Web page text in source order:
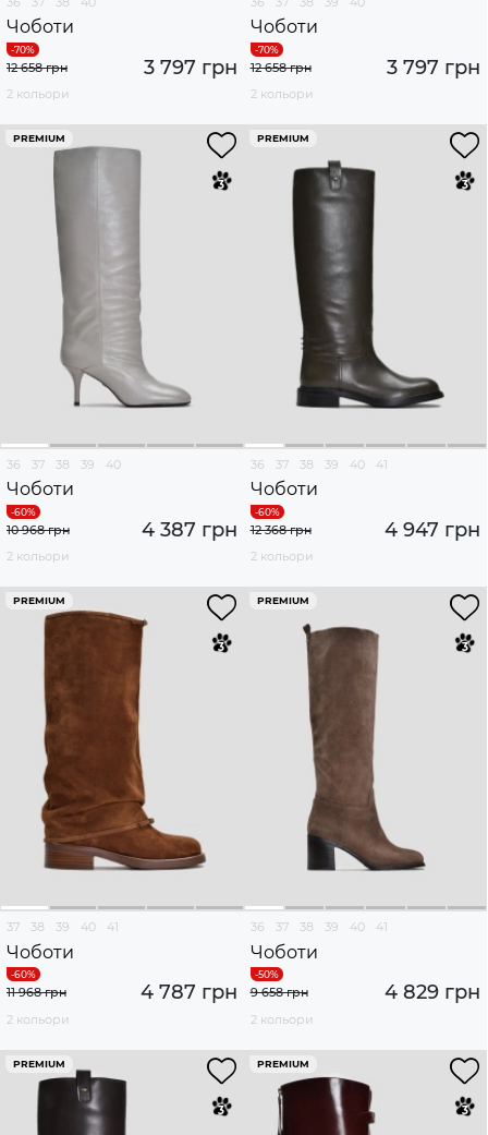
Чоботи
3 797 грн
12 658 грн
2 кольори
Чоботи
3 797 грн
12 658 грн
2 кольори
PREMIUM
36 37 38 39 40
Чоботи
4 387 грн
10 968 грн
2 кольори
PREMIUM
36 37 38 39 40 41
Чоботи
4 947 грн
12 368 грн
2 кольори
PREMIUM
37 38 39 40 41
Чоботи
4 787 грн
11 968 грн
2 кольори
PREMIUM
36 37 38 39 40 41
Чоботи
4 829 грн
9 658 грн
2 кольори
PREMIUM PREMIUM